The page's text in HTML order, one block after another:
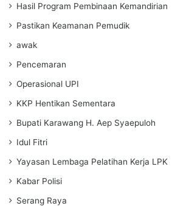
Hasil Program Pembinaan Kemandirian
Pastikan Keamanan Pemudik
awak
Pencemaran
Operasional UPI
KKP Hentikan Sementara
Bupati Karawang H. Aep Syaepuloh
Idul Fitri
Yayasan Lembaga Pelatihan Kerja LPK
Kabar Polisi
Serang Raya